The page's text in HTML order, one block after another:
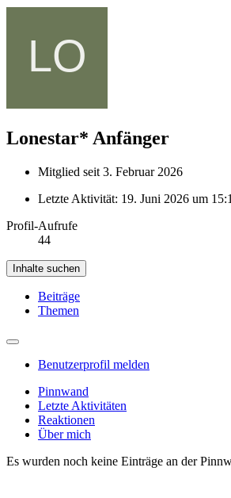
Lonestar* Anfänger
Mitglied seit 3. Februar 2026
Letzte Aktivität: 19. Juni 2026 um
Profil-Aufrufe
44
Inhalte suchen
Beiträge
Themen
Benutzerprofil melden
Pinnwand
Letzte Aktivitäten
Reaktionen
Über mich
Es wurden noch keine Einträge an der